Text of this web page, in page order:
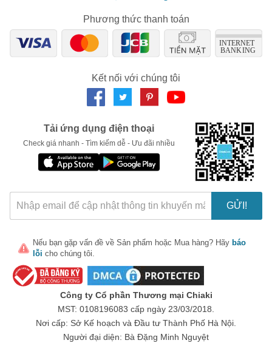
có khả năng tạo nên hiệu ứng là căng bóng, khiến môi trông đầy đặn
hơn.
Nhìn tổng thể chất son Shu vỏ đen vẫn giữ được những ưu điểm của
dòng son cũ về độ bám màu tốt, có độ mịn và son không dễ làm khô môi
Về độ bám màu của son Shu
Với đặc tính là dòng son lì nên khả năng bám màu của son Shu vỏ đen
khá tuyệt vời, đặc biệt khi lên môi cũng mang tới màu môi chuẩn. Đối
và tô điểm thêm son shu sẽ có được màu sắc ưng ý.
Tuy nhiên, bởi trong chất son vẫn có xuất hiện của dưỡng ẩm nhằm bảo
vệ đôi môi và không chứa chì do đó mà màu son tuy lì nhưng không giữ
màu tuyệt đối 100%. Chúng có thể bị trôi khi ăn uống, nhưng vẫn để lại
Cách sử dụng son Shu Uemura chính hãng
Để sử dụng son Shu Uemura vỏ đen được ưng ý nhất, bạn nên áp dụng
những cách đánh sau đây:
dưỡng môi.
thêm kem che khuyết điểm để màu son lên tươi tắn và chuẩn nhất
Bước 3: Đánh theo kiểu lòng môi là đánh vào phía bên trong môi, rồi
bặm nhẹ. Sau đó dùng tay chấm để son loang màu ra ngoài mà
không lộ viền môi.
Bước 4: Đánh theo kiểu full môi là đánh giữa môi sau đó bặm để son
trải đều ra toàn môi, đánh lại để màu lên đậm hơn.
Phương thức thanh toán
Kết nối với chúng tôi
Tải ứng dụng điện thoại
Check giá nhanh - Tìm kiếm dễ - Ưu đãi nhiều
GỬI!
Nếu bạn gặp vấn đề về Sản phẩm hoặc Mua hàng? Hãy báo
lỗi cho chúng tôi.
Công ty Cổ phần Thương mại Chiaki
MST: 0108196083 cấp ngày 23/03/2018.
Nơi cấp: Sở Kế hoạch và Đầu tư Thành Phố Hà Nội.
Người đại diện: Bà Đặng Minh Nguyệt